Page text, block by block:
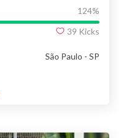
124%
39 Kicks
São Paulo - SP